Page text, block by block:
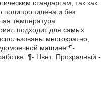
стандартам, так как
полипропилена и без
температура
подходит для самых
многократно,
машине.¶-
¶- Цвет: Прозрачный -